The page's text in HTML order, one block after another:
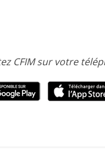
CFIM sur votre